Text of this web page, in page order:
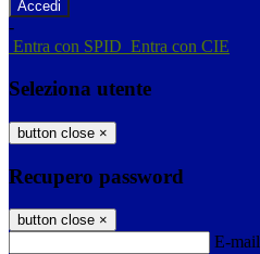
-
Entra con SPID Entra con CIE
Seleziona utente
button close ×
Recupero password
button close ×
E-mail